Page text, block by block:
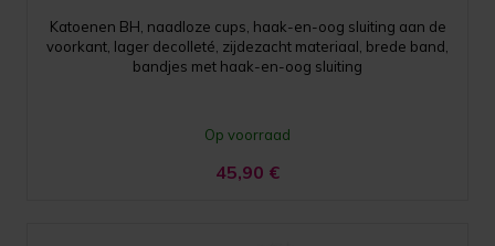
Katoenen BH, naadloze cups, haak-en-oog sluiting aan de
voorkant, lager decolleté, zijdezacht materiaal, brede band,
bandjes met haak-en-oog sluiting
Op voorraad
45,90 €